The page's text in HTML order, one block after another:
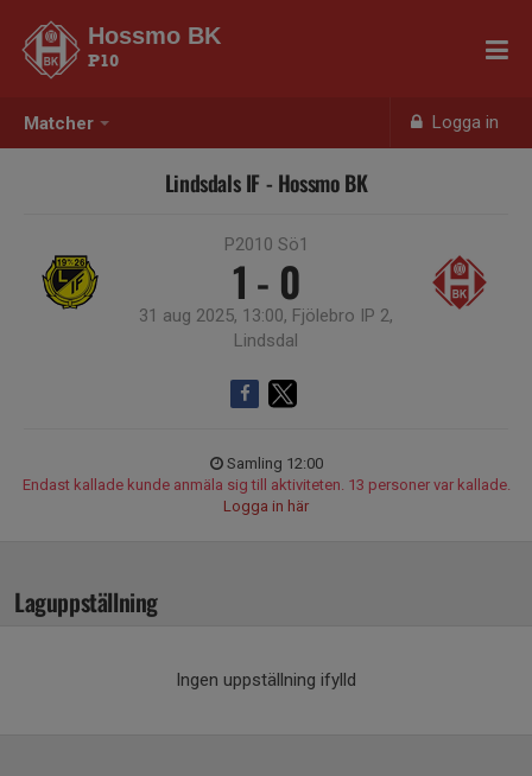
Matcher Logga in
Hossmo BK
P10
Lindsdals IF - Hossmo BK
P2010 Sö1
1 - 0
31 aug 2025, 13:00, Fjölebro IP 2,
Lindsdal
Samling 12:00
Endast kallade kunde anmäla sig till aktiviteten. 13 personer var kallade.
Logga in här
Laguppställning
Ingen uppställning ifylld